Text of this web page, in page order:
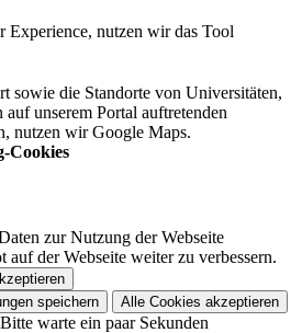
Experience, nutzen wir das Tool
sowie die Standorte von Universitäten,
unserem Portal auftretenden
nutzen wir Google Maps.
Cookies
zur Nutzung der Webseite
auf der Webseite weiter zu verbessern.
speichern
Alle Cookies akzeptieren
warte ein paar Sekunden